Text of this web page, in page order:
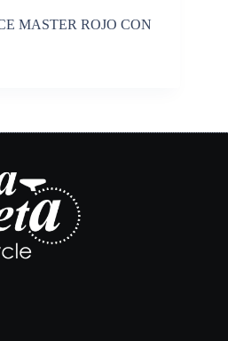
MASTER ROJO CON